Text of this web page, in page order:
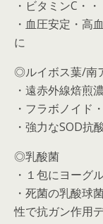
・ビタミンC・
・血圧安定・高
に
◎ルイボス葉/南
・遠赤外線焙煎
・フラボノイド
・強力なSOD抗
◎乳酸菌
・１包にヨーグ
・死菌の乳酸球
性で抗ガン作用